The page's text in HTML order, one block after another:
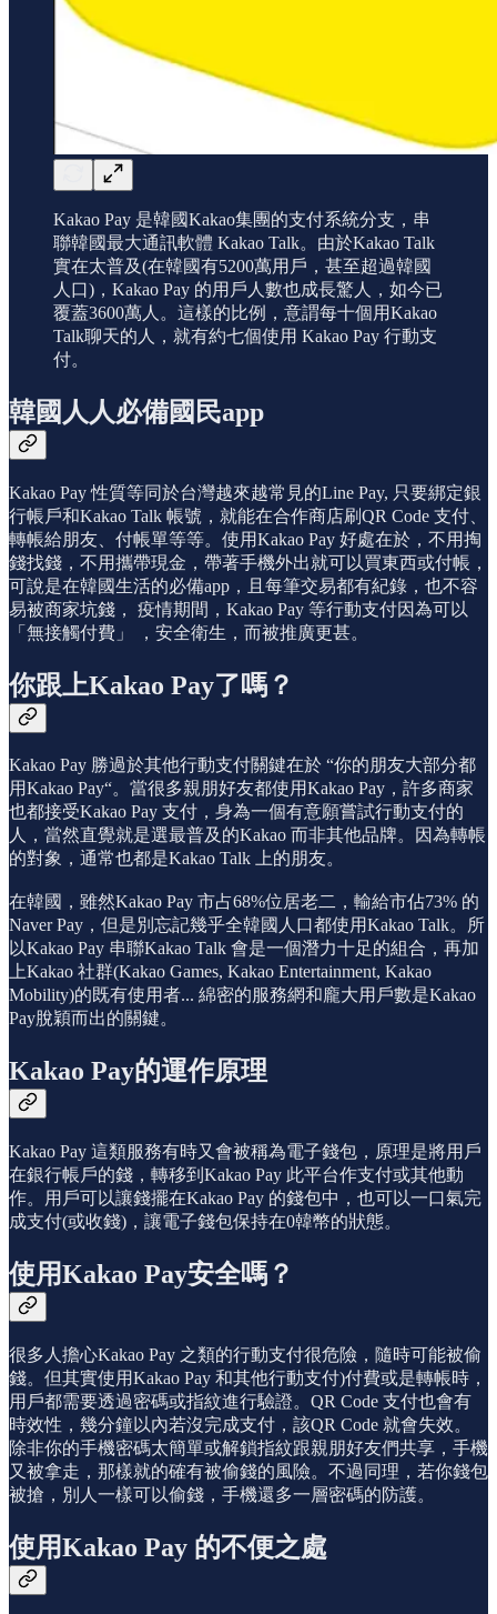
Kakao Pay 是韓國Kakao集團的支付系統分支，串
聯韓國最大通訊軟體 Kakao Talk。由於Kakao Talk
實在太普及(在韓國有5200萬用戶，甚至超過韓國
人口)，Kakao Pay 的用戶人數也成長驚人，如今已
覆蓋3600萬人。這樣的比例，意謂每十個用Kakao
Talk聊天的人，就有約七個使用 Kakao Pay 行動支
付。
韓國人人必備國民app
Kakao Pay 性質等同於台灣越來越常見的Line Pay, 只要綁定銀
行帳戶和Kakao Talk 帳號，就能在合作商店刷QR Code 支付、
轉帳給朋友、付帳單等等。使用Kakao Pay 好處在於，不用掏
錢找錢，不用攜帶現金，帶著手機外出就可以買東西或付帳，
可說是在韓國生活的必備app，且每筆交易都有紀錄，也不容
易被商家坑錢， 疫情期間，Kakao Pay 等行動支付因為可以
「無接觸付費」 ，安全衛生，而被推廣更甚。
你跟上Kakao Pay了嗎？
Kakao Pay 勝過於其他行動支付關鍵在於 “你的朋友大部分都
用Kakao Pay“。當很多親朋好友都使用Kakao Pay，許多商家
也都接受Kakao Pay 支付，身為一個有意願嘗試行動支付的
人，當然直覺就是選最普及的Kakao 而非其他品牌。因為轉帳
的對象，通常也都是Kakao Talk 上的朋友。
在韓國，雖然Kakao Pay 市占68%位居老二，輸給市佔73% 的
Naver Pay，但是別忘記幾乎全韓國人口都使用Kakao Talk。所
以Kakao Pay 串聯Kakao Talk 會是一個潛力十足的組合，再加
上Kakao 社群(Kakao Games, Kakao Entertainment, Kakao
Mobility)的既有使用者... 綿密的服務網和龐大用戶數是Kakao
Pay脫穎而出的關鍵。
Kakao Pay的運作原理
Kakao Pay 這類服務有時又會被稱為電子錢包，原理是將用戶
在銀行帳戶的錢，轉移到Kakao Pay 此平台作支付或其他動
作。用戶可以讓錢擺在Kakao Pay 的錢包中，也可以一口氣完
成支付(或收錢)，讓電子錢包保持在0韓幣的狀態。
使用Kakao Pay安全嗎？
很多人擔心Kakao Pay 之類的行動支付很危險，隨時可能被偷
錢。但其實使用Kakao Pay 和其他行動支付)付費或是轉帳時，
用戶都需要透過密碼或指紋進行驗證。QR Code 支付也會有
時效性，幾分鐘以內若沒完成支付，該QR Code 就會失效。
除非你的手機密碼太簡單或解鎖指紋跟親朋好友們共享，手機
又被拿走，那樣就的確有被偷錢的風險。不過同理，若你錢包
被搶，別人一樣可以偷錢，手機還多一層密碼的防護。
使用Kakao Pay 的不便之處